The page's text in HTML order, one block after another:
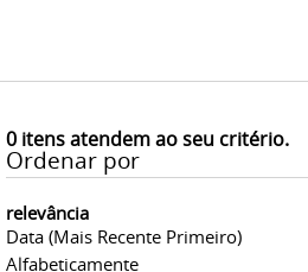
0itens atendem ao seu critério.
Ordenar por
relevância
Data (mais Recente Primeiro)
Alfabeticamente